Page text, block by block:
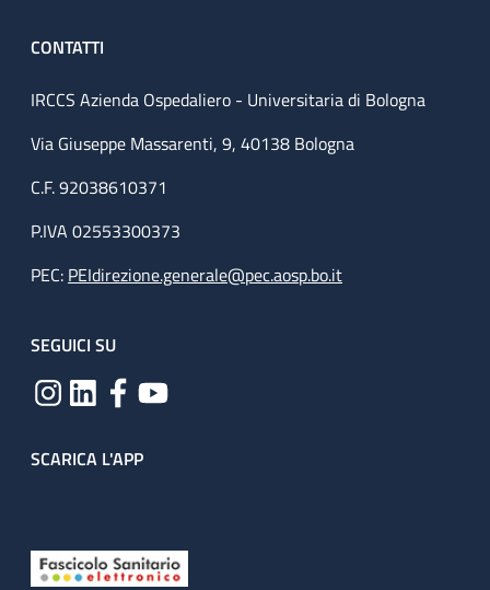
CONTATTI
IRCCS Azienda Ospedaliero - Universitaria di Bologna
Via Giuseppe Massarenti, 9, 40138 Bologna
C.F. 92038610371
P.IVA 02553300373
PEC: PEIdirezione.generale@pec.aosp.bo.it
SEGUICI SU
SCARICA L'APP